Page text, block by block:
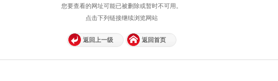
您要查看的网址可能已被删除或暂时不可用。
点击下列链接继续浏览网站
返回上一级 返回首页